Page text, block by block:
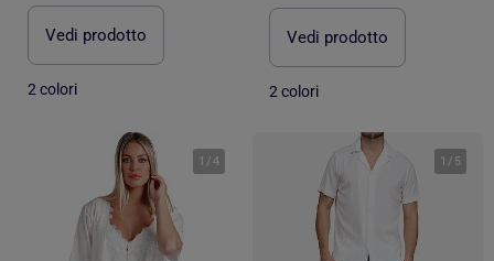
Vedi prodotto
2 colori
Vedi prodotto
2 colori
1 /4 1 / 5